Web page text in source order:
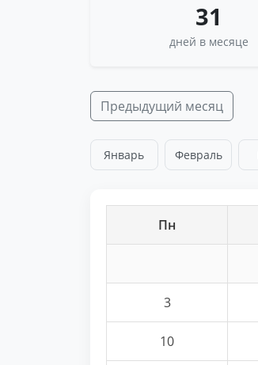
31
дней в месяце
Предыдущий месяц
Январь Февраль
Пн
3
10